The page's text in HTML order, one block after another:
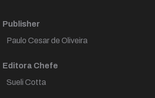
Publisher
Paulo Cesar de Oliveira
Editora Chefe
Sueli Cotta